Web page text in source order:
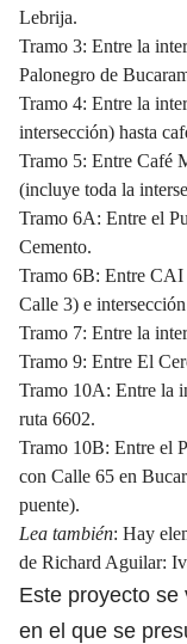
Lebrija.
Tramo 3: Entre la
Palonegro de
Tramo 4: Entre la
intersección) hasta
Tramo 5: Entre Café
(incluye toda la
Tramo 6A: Entre el
Cemento.
Tramo 6B: Entre CAI
Calle 3) e
Tramo 7: Entre la
Tramo 9: Entre El
Tramo 10A: Entre la
ruta 6602.
Tramo 10B: Entre el
con Calle 65 en
puente).
Lea también: Hay
de Richard Aguilar:
Este proyecto
en el que se